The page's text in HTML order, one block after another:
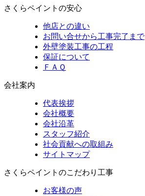
さくらペイントの安心
他店との違い
お問い合せから工事完了まで
外壁塗装工事の工程
保証について
ＦＡＱ
会社案内
代表挨拶
会社概要
会社沿革
スタッフ紹介
社会貢献への取組み
サイトマップ
さくらペイントのこだわり工事
お客様の声